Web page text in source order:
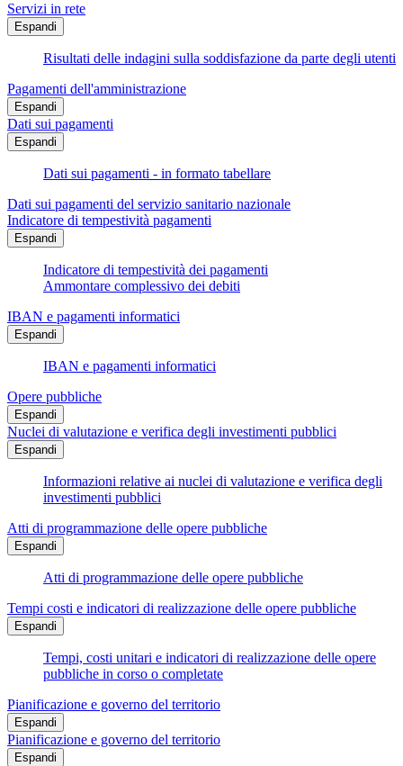
Servizi in rete
Espandi
Risultati delle indagini sulla soddisfazione da parte degli utenti
Pagamenti dell'amministrazione
Espandi
Dati sui pagamenti
Espandi
Dati sui pagamenti - in formato tabellare
Dati sui pagamenti del servizio sanitario nazionale
Indicatore di tempestività pagamenti
Espandi
Indicatore di tempestività dei pagamenti
Ammontare complessivo dei debiti
IBAN e pagamenti informatici
Espandi
IBAN e pagamenti informatici
Opere pubbliche
Espandi
Nuclei di valutazione e verifica degli investimenti pubblici
Espandi
Informazioni relative ai nuclei di valutazione e verifica degli
investimenti pubblici
Atti di programmazione delle opere pubbliche
Espandi
Atti di programmazione delle opere pubbliche
Tempi costi e indicatori di realizzazione delle opere pubbliche
Espandi
Tempi, costi unitari e indicatori di realizzazione delle opere
pubbliche in corso o completate
Pianificazione e governo del territorio
Espandi
Pianificazione e governo del territorio
Espandi